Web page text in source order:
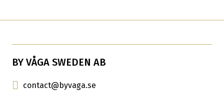
BY VÅGA SWEDEN AB
contact@byvaga.se